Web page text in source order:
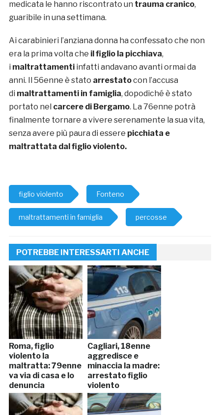
medicata le hanno riscontrato un trauma cranico,
guaribile in una settimana.
Ai carabinieri l’anziana donna ha confessato che non
era la prima volta che il figlio la picchiava,
i maltrattamenti infatti andavano avanti ormai da
anni. Il 56enne è stato arrestatocon l’accusa
di maltrattamenti in famiglia, dopodiché è stato
portato nel carcere di Bergamo. La 76enne potrà
finalmente tornare a vivere serenamente la sua vita,
senza avere più paura di essere picchiata e
maltrattata dal figlio violento.
figlio violento Fonteno
maltrattamenti in famiglia percosse
POTREBBE INTERESSARTI ANCHE
Roma, figlio
violento la
maltratta: 79enne
va via di casa e lo
denuncia
Cagliari, 18enne
aggredisce e
minaccia la madre:
arrestato figlio
violento